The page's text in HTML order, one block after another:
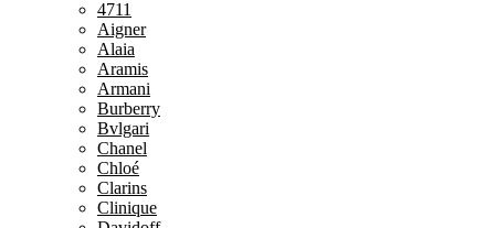
4711
Aigner
Alaia
Aramis
Armani
Burberry
Bvlgari
Chanel
Chloé
Clarins
Clinique